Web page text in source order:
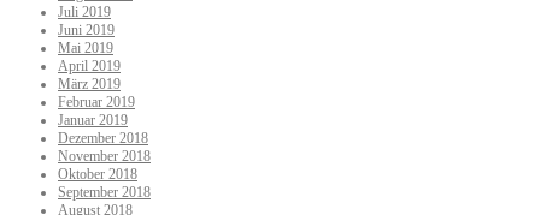
Juli 2019
Juni 2019
Mai 2019
April 2019
März 2019
Februar 2019
Januar 2019
Dezember 2018
November 2018
Oktober 2018
September 2018
August 2018